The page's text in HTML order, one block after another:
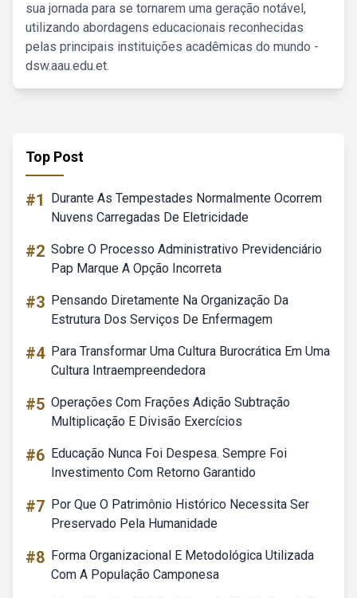
sua jornada para se tornarem uma geração notável,
utilizando abordagens educacionais reconhecidas
pelas principais instituições acadêmicas do mundo -
dsw.aau.edu.et.
Top Post
#1
Durante As Tempestades Normalmente Ocorrem
Nuvens Carregadas De Eletricidade
#2 Sobre O Processo Administrativo Previdenciário
Pap Marque A Opção Incorreta
#3 Pensando Diretamente Na Organização Da
Estrutura Dos Serviços De Enfermagem
#4 Para Transformar Uma Cultura Burocrática Em Uma
Cultura Intraempreendedora
#5 Operações Com Frações Adição Subtração
Multiplicação E Divisão Exercícios
#6 Educação Nunca Foi Despesa. Sempre Foi
Investimento Com Retorno Garantido
#7 Por Que O Patrimônio Histórico Necessita Ser
Preservado Pela Humanidade
#8 Forma Organizacional E Metodológica Utilizada
Com A População Camponesa